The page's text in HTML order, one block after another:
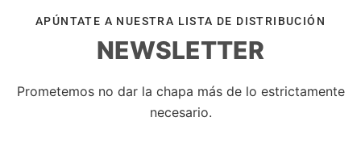
APÚNTATE A NUESTRA LISTA DE DISTRIBUCIÓN
NEWSLETTER
Prometemos no dar la chapa más de lo estrictamente
necesario.